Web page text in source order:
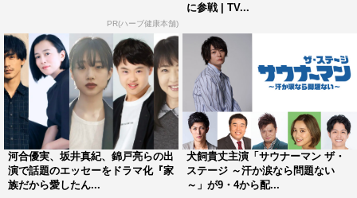
受けました。一体どんな作品なんだろう。どう実写化する
のだろうと。
台本を読んでみると、1ページ目からびっくりさせられた
のを今でも覚えています。
今回、日崎藍之助役を演じさせていただくということで、
こんなかわいい男の子いるの!?という印象でしたが、どう
演じようかと読み進めていくと、奥海さんと共に成長して
いく藍ちゃんの頑張っている姿や気持ちの葛藤など、まる
で天邪鬼のような性格に自然と惹かれていきました。
PR(ハーブ健康本舗)
に参戦 | TV...
河合優実、坂井真紀、錦戸亮らの出
演で話題のエッセーをドラマ化『家
族だから愛したん...
犬飼貴丈主演「サウナーマン ザ・
ステージ ～汗か涙なら問題ない
～」が9・4から配...